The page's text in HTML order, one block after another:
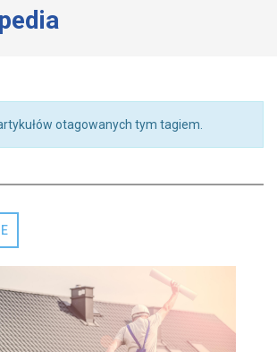
otagowanych tym tagiem.